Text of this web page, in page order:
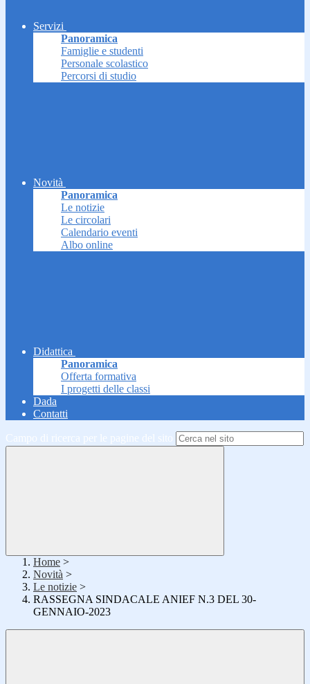
Servizi
Panoramica
Famiglie e studenti
Personale scolastico
Percorsi di studio
Novità
Panoramica
Le notizie
Le circolari
Calendario eventi
Albo online
Didattica
Panoramica
Offerta formativa
I progetti delle classi
Dada
Contatti
Campo di ricerca per le pagine del sito
Home >
Novità >
Le notizie >
RASSEGNA SINDACALE ANIEF N.3 DEL 30-
GENNAIO-2023